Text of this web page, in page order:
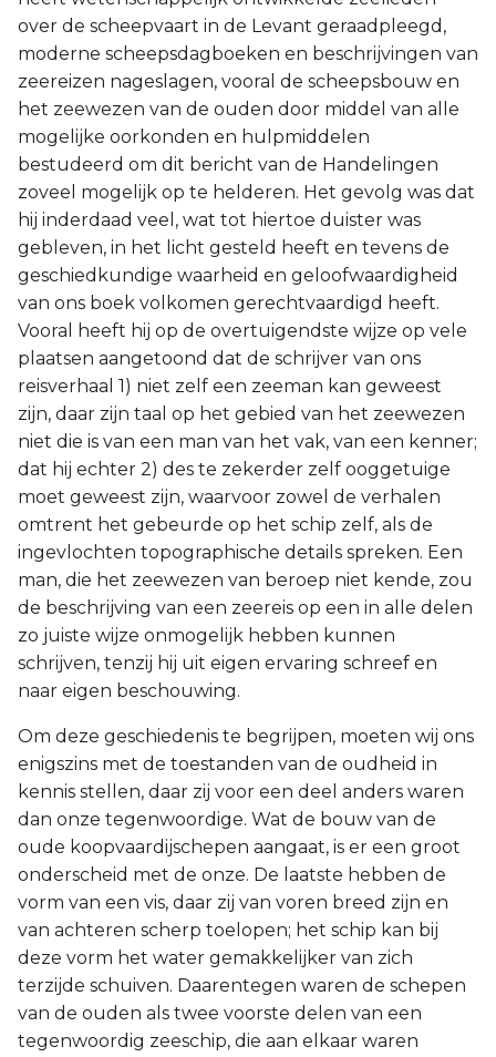
over de scheepvaart in de Levant geraadpleegd,
moderne scheepsdagboeken en beschrijvingen van
zeereizen nageslagen, vooral de scheepsbouw en
het zeewezen van de ouden door middel van alle
mogelijke oorkonden en hulpmiddelen
bestudeerd om dit bericht van de Handelingen
zoveel mogelijk op te helderen. Het gevolg was dat
hij inderdaad veel, wat tot hiertoe duister was
gebleven, in het licht gesteld heeft en tevens de
geschiedkundige waarheid en geloofwaardigheid
van ons boek volkomen gerechtvaardigd heeft.
Vooral heeft hij op de overtuigendste wijze op vele
plaatsen aangetoond dat de schrijver van ons
reisverhaal 1) niet zelf een zeeman kan geweest
zijn, daar zijn taal op het gebied van het zeewezen
niet die is van een man van het vak, van een kenner;
dat hij echter 2) des te zekerder zelf ooggetuige
moet geweest zijn, waarvoor zowel de verhalen
omtrent het gebeurde op het schip zelf, als de
ingevlochten topographische details spreken. Een
man, die het zeewezen van beroep niet kende, zou
de beschrijving van een zeereis op een in alle delen
zo juiste wijze onmogelijk hebben kunnen
schrijven, tenzij hij uit eigen ervaring schreef en
naar eigen beschouwing.
Om deze geschiedenis te begrijpen, moeten wij ons
enigszins met de toestanden van de oudheid in
kennis stellen, daar zij voor een deel anders waren
dan onze tegenwoordige. Wat de bouw van de
oude koopvaardijschepen aangaat, is er een groot
onderscheid met de onze. De laatste hebben de
vorm van een vis, daar zij van voren breed zijn en
van achteren scherp toelopen; het schip kan bij
deze vorm het water gemakkelijker van zich
terzijde schuiven. Daarentegen waren de schepen
van de ouden als twee voorste delen van een
tegenwoordig zeeschip, die aan elkaar waren